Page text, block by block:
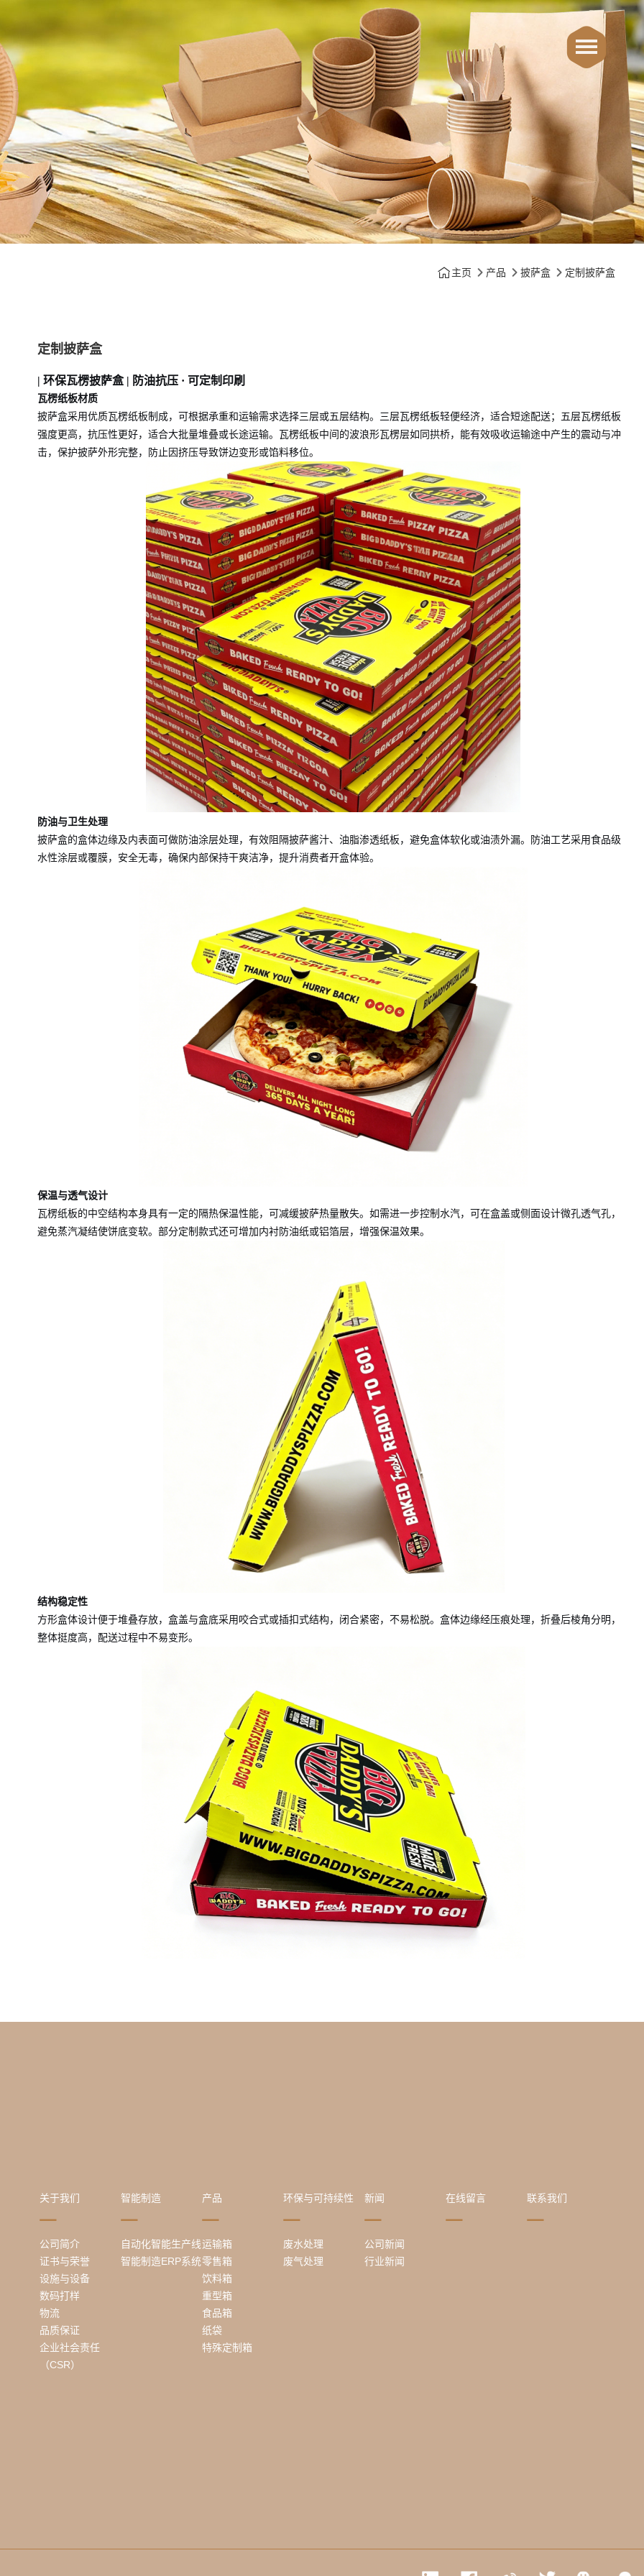
主页 产品 披萨盒 定制披萨盒
定制披萨盒
| 环保瓦楞披萨盒 | 防油抗压 · 可定制印刷
瓦楞纸板材质
披萨盒采用优质瓦楞纸板制成，可根据承重和运输需求选择三层或五层结构。三层瓦楞纸板轻便经济，适合短途配送；五层瓦楞纸板
强度更高，抗压性更好，适合大批量堆叠或长途运输。瓦楞纸板中间的波浪形瓦楞层如同拱桥，能有效吸收运输途中产生的震动与冲
击，保护披萨外形完整，防止因挤压导致饼边变形或馅料移位。
防油与卫生处理
披萨盒的盒体边缘及内表面可做防油涂层处理，有效阻隔披萨酱汁、油脂渗透纸板，避免盒体软化或油渍外漏。防油工艺采用食品级
水性涂层或覆膜，安全无毒，确保内部保持干爽洁净，提升消费者开盒体验。
保温与透气设计
瓦楞纸板的中空结构本身具有一定的隔热保温性能，可减缓披萨热量散失。如需进一步控制水汽，可在盒盖或侧面设计微孔透气孔，
避免蒸汽凝结使饼底变软。部分定制款式还可增加内衬防油纸或铝箔层，增强保温效果。
结构稳定性
方形盒体设计便于堆叠存放，盒盖与盒底采用咬合式或插扣式结构，闭合紧密，不易松脱。盒体边缘经压痕处理，折叠后棱角分明，
整体挺度高，配送过程中不易变形。
关于我们
公司简介
证书与荣誉
设施与设备
数码打样
物流
品质保证
企业社会责任
（CSR）
智能制造
自动化智能生产线
智能制造ERP系统
产品
运输箱
零售箱
饮料箱
重型箱
食品箱
纸袋
特殊定制箱
环保与可持续性
废水处理
废气处理
新闻
公司新闻
行业新闻
在线留言 联系我们